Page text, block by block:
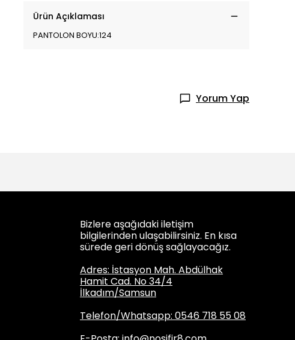
Ürün Açıklaması
PANTOLON BOYU:124
Yorum Yap
Bizlere aşağıdaki iletişim
bilgilerinden ulaşabilirsiniz. En kısa
sürede geri dönüş sağlayacağız.
Adres: İstasyon Mah. Abdülhak
Hamit Cad. No 34/4
İlkadım/Samsun
Telefon/Whatsapp: 0546 718 55 08